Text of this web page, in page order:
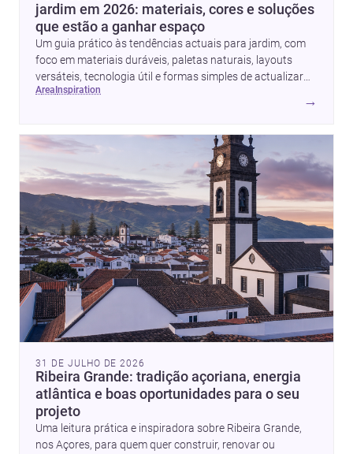
jardim em 2026: materiais, cores e soluções
que estão a ganhar espaço
Um guia prático às tendências actuais para jardim, com
foco em materiais duráveis, paletas naturais, layouts
versáteis, tecnologia útil e formas simples de actualizar
sem obras totais.
area inspiration
→
31 DE JULHO DE 2026
Ribeira Grande: tradição açoriana, energia
atlântica e boas oportunidades para o seu
projeto
Uma leitura prática e inspiradora sobre Ribeira Grande,
nos Açores, para quem quer construir, renovar ou